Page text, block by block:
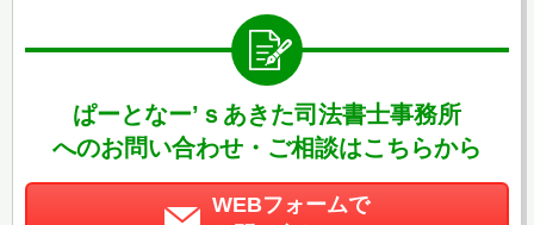
ぱーとなー’ｓあきた司法書士事務所
へのお問い合わせ・ご相談はこちらから
WEBフォームで